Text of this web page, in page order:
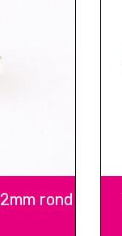
rond